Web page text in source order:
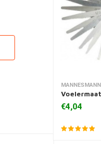
MANNESMANN
€4,04